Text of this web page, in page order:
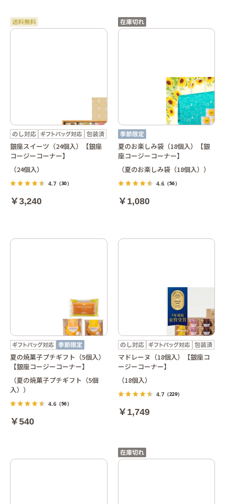
銀座スイーツ（24個入）【銀座
コージーコーナー】
（24個入）
4.7 （30）
￥3,240
夏のお楽しみ袋（18個入）【銀
座コージーコーナー】
（夏のお楽しみ袋（18個入））
4.6（56）
￥1,080
夏の焼菓子プチギフト（5個入）
【銀座コージーコーナー】
（夏の焼菓子プチギフト（5個
入））
4.6 （56）
￥540
マドレーヌ（18個入）【銀座コ
ージーコーナー】
（18個入）
4.7（229）
￥1,749